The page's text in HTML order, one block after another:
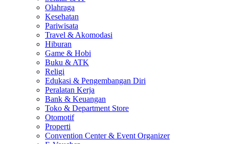
Olahraga
Kesehatan
Pariwisata
Travel & Akomodasi
Hiburan
Game & Hobi
Buku & ATK
Religi
Edukasi & Pengembangan Diri
Peralatan Kerja
Bank & Keuangan
Toko & Department Store
Otomotif
Properti
Convention Center & Event Organizer